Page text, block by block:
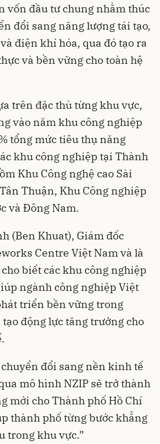
vốn đầu tư chung nhằm thúc
đổi sang năng lượng tái tạo,
điện khí hóa, qua đó tạo ra
và bền vững cho toàn hệ
trên đặc thù từng khu vực,
vào năm khu công nghiệp
tổng mức tiêu thụ năng
khu công nghiệp tại Thành
Khu Công nghệ cao Sài
Thuận, Khu Công nghiệp
và Đông Nam.
(Ben Khuat), Giám đốc
Centre Việt Nam và là
cho biết các khu công nghiệp
ngành công nghiệp Việt
triển bền vững trong
động lực tăng trưởng cho
chuyển đổi sang nền kinh tế
mô hình NZIP sẽ trở thành
mới cho Thành phố Hồ Chí
thành phố từng bước khẳng
trong khu vực.”